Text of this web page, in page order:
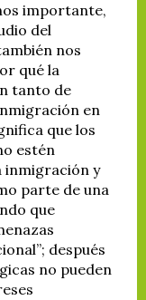
importante,
del
nos
qué la
tanto de
en
que los
estén
inmigración y
parte de una
que
después
no pueden